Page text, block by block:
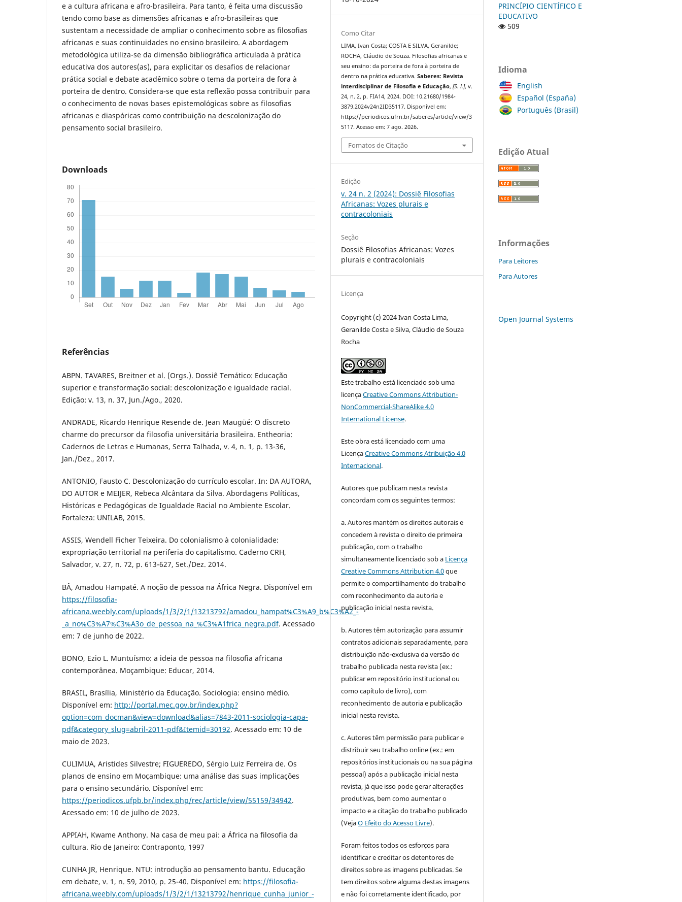
e a cultura africana e afro-brasileira. Para tanto, é feita uma discussão
tendo como base as dimensões africanas e afro-brasileiras que
sustentam a necessidade de ampliar o conhecimento sobre as filosofias
africanas e suas continuidades no ensino brasileiro. A abordagem
metodológica utiliza-se da dimensão bibliográfica articulada à prática
educativa dos autores(as), para explicitar os desafios de relacionar
prática social e debate acadêmico sobre o tema da porteira de fora à
porteira de dentro. Considera-se que esta reflexão possa contribuir para
o conhecimento de novas bases epistemológicas sobre as filosofias
africanas e diaspóricas como contribuição na descolonização do
pensamento social brasileiro.
Downloads
Referências
ABPN. TAVARES, Breitner et al. (Orgs.). Dossiê Temático: Educação
superior e transformação social: descolonização e igualdade racial.
Edição: v. 13, n. 37, Jun./Ago., 2020.
ANDRADE, Ricardo Henrique Resende de. Jean Maugüé: O discreto
charme do precursor da filosofia universitária brasileira. Entheoria:
Cadernos de Letras e Humanas, Serra Talhada, v. 4, n. 1, p. 13-36,
Jan./Dez., 2017.
ANTONIO, Fausto C. Descolonização do currículo escolar. In: DA AUTORA,
DO AUTOR e MEIJER, Rebeca Alcântara da Silva. Abordagens Políticas,
Históricas e Pedagógicas de Igualdade Racial no Ambiente Escolar.
Fortaleza: UNILAB, 2015.
ASSIS, Wendell Ficher Teixeira. Do colonialismo à colonialidade:
expropriação territorial na periferia do capitalismo. Caderno CRH,
Salvador, v. 27, n. 72, p. 613-627, Set./Dez. 2014.
BÂ, Amadou Hampaté. A noção de pessoa na África Negra. Disponível em
https://filosofia-
africana.weebly.com/uploads/1/3/2/1/13213792/amadou_hampat%C3%A9_b%C3%A2_-
_a_no%C3%A7%C3%A3o_de_pessoa_na_%C3%A1frica_negra.pdf. Acessado
em: 7 de junho de 2022.
BONO, Ezio L. Muntuísmo: a ideia de pessoa na filosofia africana
contemporânea. Moçambique: Educar, 2014.
BRASIL, Brasília, Ministério da Educação. Sociologia: ensino médio.
Disponível em: http://portal.mec.gov.br/index.php?
option=com_docman&view=download&alias=7843-2011-sociologia-capa-
pdf&category_slug=abril-2011-pdf&Itemid=30192. Acessado em: 10 de
maio de 2023.
CULIMUA, Aristides Silvestre; FIGUEREDO, Sérgio Luiz Ferreira de. Os
planos de ensino em Moçambique: uma análise das suas implicações
para o ensino secundário. Disponível em:
https://periodicos.ufpb.br/index.php/rec/article/view/55159/34942.
Acessado em: 10 de julho de 2023.
APPIAH, Kwame Anthony. Na casa de meu pai: a África na filosofia da
cultura. Rio de Janeiro: Contraponto, 1997
CUNHA JR, Henrique. NTU: introdução ao pensamento bantu. Educação
em debate, v. 1, n. 59, 2010, p. 25-40. Disponível em: https://filosofia-
africana.weebly.com/uploads/1/3/2/1/13213792/henrique_cunha_junior_-
Como Citar
LIMA, Ivan Costa; COSTA E SILVA, Geranilde;
ROCHA, Cláudio de Souza. Filosofias africanas e
seu ensino: da porteira de fora à porteira de
dentro na prática educativa.Saberes: Revista
interdisciplinar de Filosofia e Educação,[S. l.], v.
24, n. 2, p. FIA14, 2024. DOI: 10.21680/1984-
3879.2024v24n2ID35117. Disponível em:
https://periodicos.ufrn.br/saberes/article/view/3
5117. Acesso em: 7 ago. 2026.
Fomatos de Citação
Edição
v. 24 n. 2 (2024): Dossiê Filosofias
Africanas: Vozes plurais e
contracoloniais
Seção
Dossiê Filosofias Africanas: Vozes
plurais e contracoloniais
Licença
Copyright (c) 2024 Ivan Costa Lima,
Geranilde Costa e Silva, Cláudio de Souza
Rocha
Este trabalho está licenciado sob uma
licençaCreative Commons Attribution-
NonCommercial-ShareAlike 4.0
International License.
Este obra está licenciado com uma
LicençaCreative Commons Atribuição 4.0
Internacional.
Autores que publicam nesta revista
concordam com os seguintes termos:
a. Autores mantém os direitos autorais e
concedem à revista o direito de primeira
publicação, com o trabalho
simultaneamente licenciado sob a Licença
Creative Commons Attribution 4.0que
permite o compartilhamento do trabalho
com reconhecimento da autoria e
publicação inicial nesta revista.
b. Autores têm autorização para assumir
contratos adicionais separadamente, para
distribuição não-exclusiva da versão do
trabalho publicada nesta revista (ex.:
publicar em repositório institucional ou
como capítulo de livro), com
reconhecimento de autoria e publicação
inicial nesta revista.
c. Autores têm permissão para publicar e
distribuir seu trabalho online (ex.: em
repositórios institucionais ou na sua página
pessoal) após a publicação inicial nesta
revista, já que isso pode gerar alterações
produtivas, bem como aumentar o
impacto e a citação do trabalho publicado
(VejaO Efeito do Acesso Livre).
Foram feitos todos os esforços para
identificar e creditar os detentores de
direitos sobre as imagens publicadas. Se
tem direitos sobre alguma destas imagens
e não foi corretamente identificado, por
PRINCÍPIO CIENTÍFICO E
EDUCATIVO
509
Idioma
English
Español (España)
Português (Brasil)
Edição Atual
Informações
Para Leitores
Para Autores
Open Journal Systems